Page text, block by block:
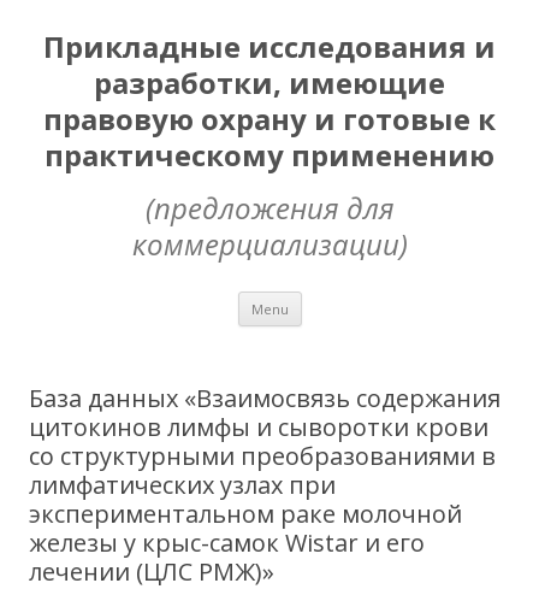
Прикладные исследования и
разработки, имеющие
правовую охрану и готовые к
практическому применению
(предложения для
коммерциализации)
Menu Skip
content
База данных «Взаимосвязь содержания
цитокинов лимфы и сыворотки крови
со структурными преобразованиями в
лимфатических узлах при
экспериментальном раке молочной
железы у крыс-самок Wistar и его
лечении (ЦЛС РМЖ)»